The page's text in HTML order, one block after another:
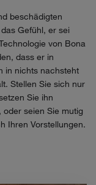
beschädigten
Gefühl, er sei
von Bona
dass er in
in nichts nachsteht
Stellen Sie sich nur
Sie ihn
seien Sie mutig
Ihren Vorstellungen.